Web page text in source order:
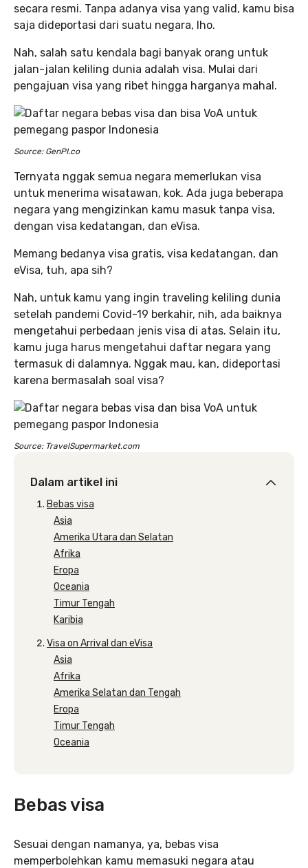
secara resmi. Tanpa adanya visa yang valid, kamu bisa
saja dideportasi dari suatu negara, lho.
Nah, salah satu kendala bagi banyak orang untuk
jalan-jalan keliling dunia adalah visa. Mulai dari
pengajuan visa yang ribet hingga harganya mahal.
Source: GenPI.co
Ternyata nggak semua negara memerlukan visa
untuk menerima wisatawan, kok. Ada juga beberapa
negara yang mengizinkan kamu masuk tanpa visa,
dengan visa kedatangan, dan eVisa.
Memang bedanya visa gratis, visa kedatangan, dan
eVisa, tuh, apa sih?
Nah, untuk kamu yang ingin traveling keliling dunia
setelah pandemi Covid-19 berkahir, nih, ada baiknya
mengetahui perbedaan jenis visa di atas. Selain itu,
kamu juga harus mengetahui daftar negara yang
termasuk di dalamnya. Nggak mau, kan, dideportasi
karena bermasalah soal visa?
Source: TravelSupermarket.com
Dalam artikel ini
Bebas visa
Asia
Amerika Utara dan Selatan
Afrika
Eropa
Oceania
Timur Tengah
Karibia
Visa on Arrival dan eVisa
Asia
Afrika
Amerika Selatan dan Tengah
Eropa
Timur Tengah
Oceania
Bebas visa
Sesuai dengan namanya, ya, bebas visa
memperbolehkan kamu memasuki negara atau